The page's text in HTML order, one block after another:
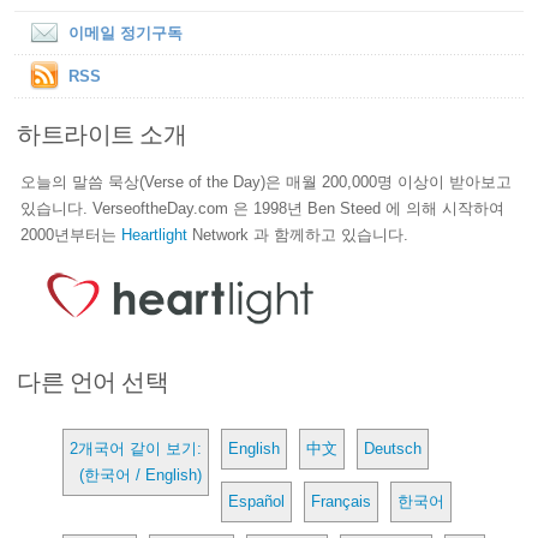
이메일 정기구독
RSS
하트라이트 소개
오늘의 말씀 묵상(Verse of the Day)은 매월 200,000명 이상이 받아보고
있습니다. VerseoftheDay.com 은 1998년 Ben Steed 에 의해 시작하여
2000년부터는 Heartlight Network 과 함께하고 있습니다.
다른 언어 선택
2개국어 같이 보기:
(한국어 / English)
English 中文 Deutsch
Español Français 한국어